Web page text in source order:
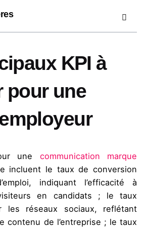
KPI à
pour une
une communication marque
incluent le taux de conversion
indiquant l’efficacité à
en candidats ; le taux
les réseaux sociaux, reflétant
contenu de l’entreprise ; le taux